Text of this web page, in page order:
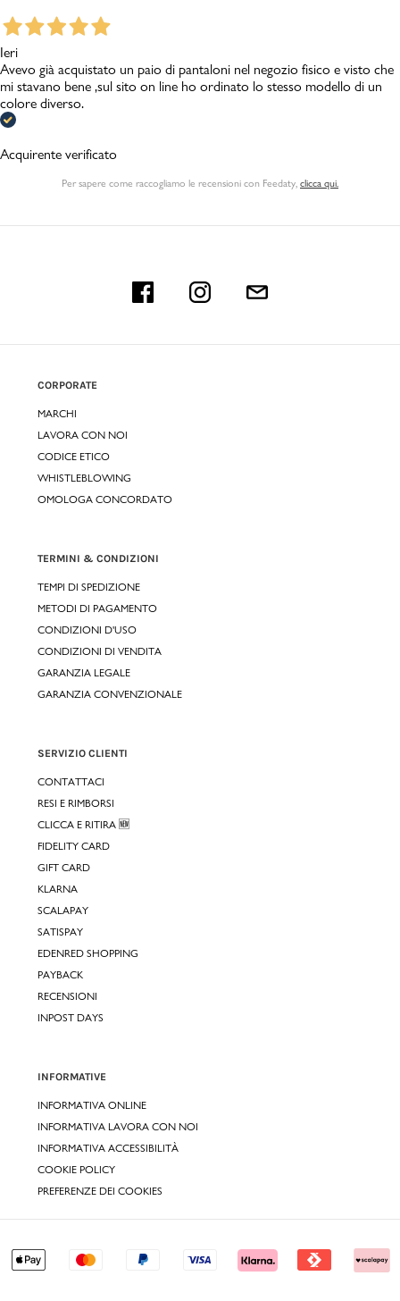
Ieri
Avevo già acquistato un paio di pantaloni nel negozio fisico e visto che
mi stavano bene ,sul sito on line ho ordinato lo stesso modello di un
colore diverso.
Acquirente verificato
Per sapere come raccogliamo le recensioni con Feedaty, clicca qui.
CORPORATE
MARCHI
LAVORA CON NOI
CODICE ETICO
WHISTLEBLOWING
OMOLOGA CONCORDATO
TERMINI & CONDIZIONI
TEMPI DI SPEDIZIONE
METODI DI PAGAMENTO
CONDIZIONI D'USO
CONDIZIONI DI VENDITA
GARANZIA LEGALE
GARANZIA CONVENZIONALE
SERVIZIO CLIENTI
CONTATTACI
RESI E RIMBORSI
CLICCA E RITIRA 🆕
FIDELITY CARD
GIFT CARD
KLARNA
SCALAPAY
SATISPAY
EDENRED SHOPPING
PAYBACK
RECENSIONI
INPOST DAYS
INFORMATIVE
INFORMATIVA ONLINE
INFORMATIVA LAVORA CON NOI
INFORMATIVA ACCESSIBILITÀ
COOKIE POLICY
PREFERENZE DEI COOKIES